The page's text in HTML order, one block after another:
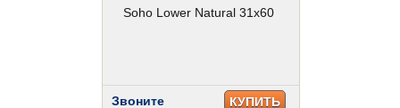
Soho Lower Natural 31x60
Звоните КУПИТЬ